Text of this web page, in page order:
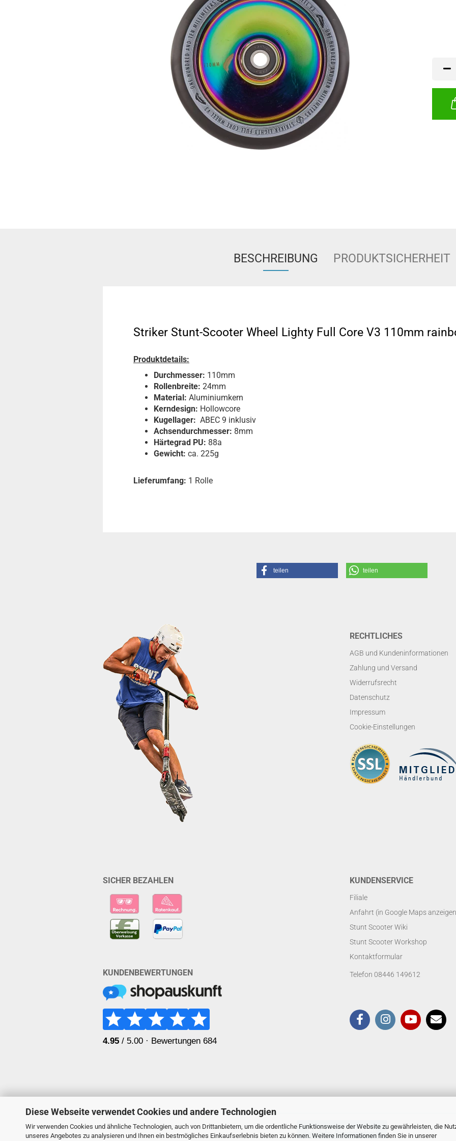
Diese Webseite verwendet Cookies und andere Technologien
Wir verwenden Cookies und ähnliche Technologien, auch von Drittanbietern, um die ordentliche Funktionsweise der Website zu gewährleisten, die
unseres Angebotes zu analysieren und Ihnen ein bestmögliches Einkaufserlebnis bieten zu können. Weitere Informationen finden Sie in unserer
BESCHREIBUNG PRODUKTSICHERHEIT
Striker Stunt-Scooter Wheel Lighty Full Core V3 110mm
Produktdetails:
Durchmesser: 110mm
Rollenbreite: 24mm
Material: Aluminiumkern
Kerndesign: Hollowcore
Kugellager: ABEC 9 inklusiv
Achsendurchmesser: 8mm
Härtegrad PU: 88a
Gewicht: ca. 225g
Lieferumfang: 1 Rolle
teilen teilen
RECHTLICHES
AGB und Kundeninformationen
Zahlung und Versand
Widerrufsrecht
Datenschutz
Impressum
Cookie-Einstellungen
SICHER BEZAHLEN
KUNDENBEWERTUNGEN
KUNDENSERVICE
Filiale
Anfahrt (in Google Maps
Stunt Scooter Wiki
Stunt Scooter Workshop
Kontaktformular
Telefon 08446 149612
Vertrag widerrufen